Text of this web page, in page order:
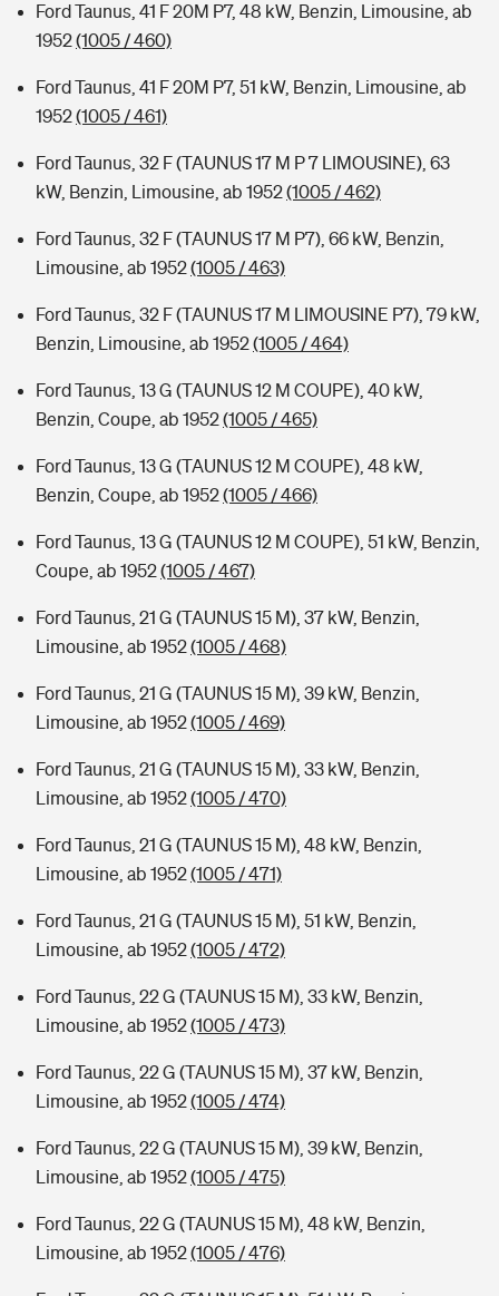
Ford Taunus, 41 F 20M P7, 48 kW, Benzin, Limousine, ab
1952(1005 / 460)
Ford Taunus, 41 F 20M P7, 51 kW, Benzin, Limousine, ab
1952(1005 / 461)
Ford Taunus, 32 F (TAUNUS 17 M P 7 LIMOUSINE), 63
kW, Benzin, Limousine, ab 1952(1005 / 462)
Ford Taunus, 32 F (TAUNUS 17 M P7), 66 kW, Benzin,
Limousine, ab 1952(1005 / 463)
Ford Taunus, 32 F (TAUNUS 17 M LIMOUSINE P7), 79 kW,
Benzin, Limousine, ab 1952(1005 / 464)
Ford Taunus, 13 G (TAUNUS 12 M COUPE), 40 kW,
Benzin, Coupe, ab 1952(1005 / 465)
Ford Taunus, 13 G (TAUNUS 12 M COUPE), 48 kW,
Benzin, Coupe, ab 1952(1005 / 466)
Ford Taunus, 13 G (TAUNUS 12 M COUPE), 51 kW, Benzin,
Coupe, ab 1952(1005 / 467)
Ford Taunus, 21 G (TAUNUS 15 M), 37 kW, Benzin,
Limousine, ab 1952(1005 / 468)
Ford Taunus, 21 G (TAUNUS 15 M), 39 kW, Benzin,
Limousine, ab 1952(1005 / 469)
Ford Taunus, 21 G (TAUNUS 15 M), 33 kW, Benzin,
Limousine, ab 1952(1005 / 470)
Ford Taunus, 21 G (TAUNUS 15 M), 48 kW, Benzin,
Limousine, ab 1952(1005 / 471)
Ford Taunus, 21 G (TAUNUS 15 M), 51 kW, Benzin,
Limousine, ab 1952(1005 / 472)
Ford Taunus, 22 G (TAUNUS 15 M), 33 kW, Benzin,
Limousine, ab 1952(1005 / 473)
Ford Taunus, 22 G (TAUNUS 15 M), 37 kW, Benzin,
Limousine, ab 1952(1005 / 474)
Ford Taunus, 22 G (TAUNUS 15 M), 39 kW, Benzin,
Limousine, ab 1952(1005 / 475)
Ford Taunus, 22 G (TAUNUS 15 M), 48 kW, Benzin,
Limousine, ab 1952(1005 / 476)